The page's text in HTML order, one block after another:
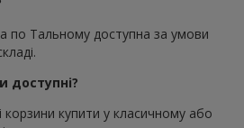
по Тальному доступна за умови
доступні?
купити у класичному або